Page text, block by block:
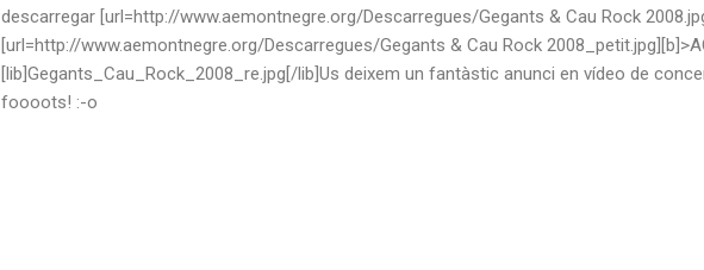
descarregar [url=http://www.aemontnegre.org/Descarregues/Gegants & Cau Rock
[url=http://www.aemontnegre.org/Descarregues/Gegants & Cau Rock
[lib]Gegants_Cau_Rock_2008_re.jpg[/lib]Us deixem un fantàstic anunci en vídeo de
foooots! :-o